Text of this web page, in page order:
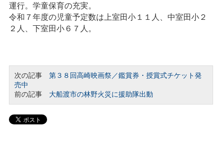
運行。学童保育の充実。
令和７年度の児童予定数は上室田小１１人、中室田小２
２人、下室田小６７人。
次の記事 第３８回高崎映画祭／鑑賞券・授賞式チケット発
売中
前の記事 大船渡市の林野火災に援助隊出動